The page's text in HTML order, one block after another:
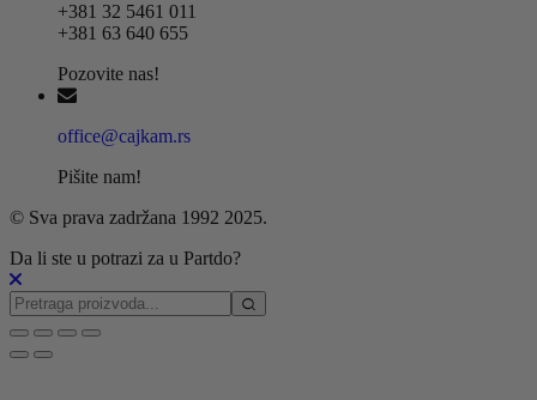
+381 32 5461 011
+381 63 640 655
Pozovite nas!
office@cajkam.rs
Pišite nam!
© Sva prava zadržana 1992 2025.
Da li ste u potrazi za u Partdo?